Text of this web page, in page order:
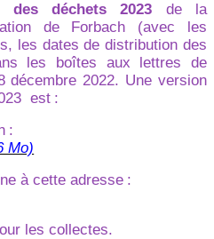
des déchets 2023 de la
de Forbach (avec les
les dates de distribution des
les boîtes aux lettres de
décembre 2022. Une version
est :
:
Mo)
à cette adresse :
les collectes.